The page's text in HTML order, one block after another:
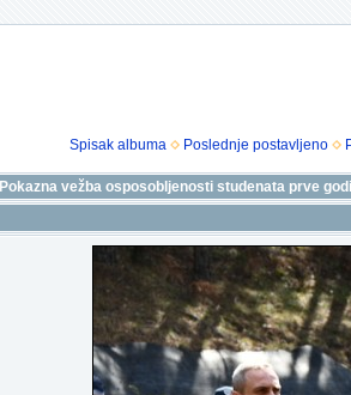
Spisak albuma Poslednje postavljeno
Pokazna vežba osposobljenosti studenata prve